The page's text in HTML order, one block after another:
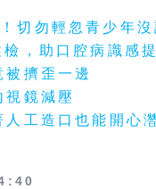
切勿輕忽青少年沒
，助口腔病識感提
被擠歪一邊
鏡減壓
工造口也能開心